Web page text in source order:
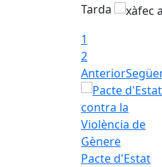
Tarda
1
2
Anterior
Pacte d'Estat